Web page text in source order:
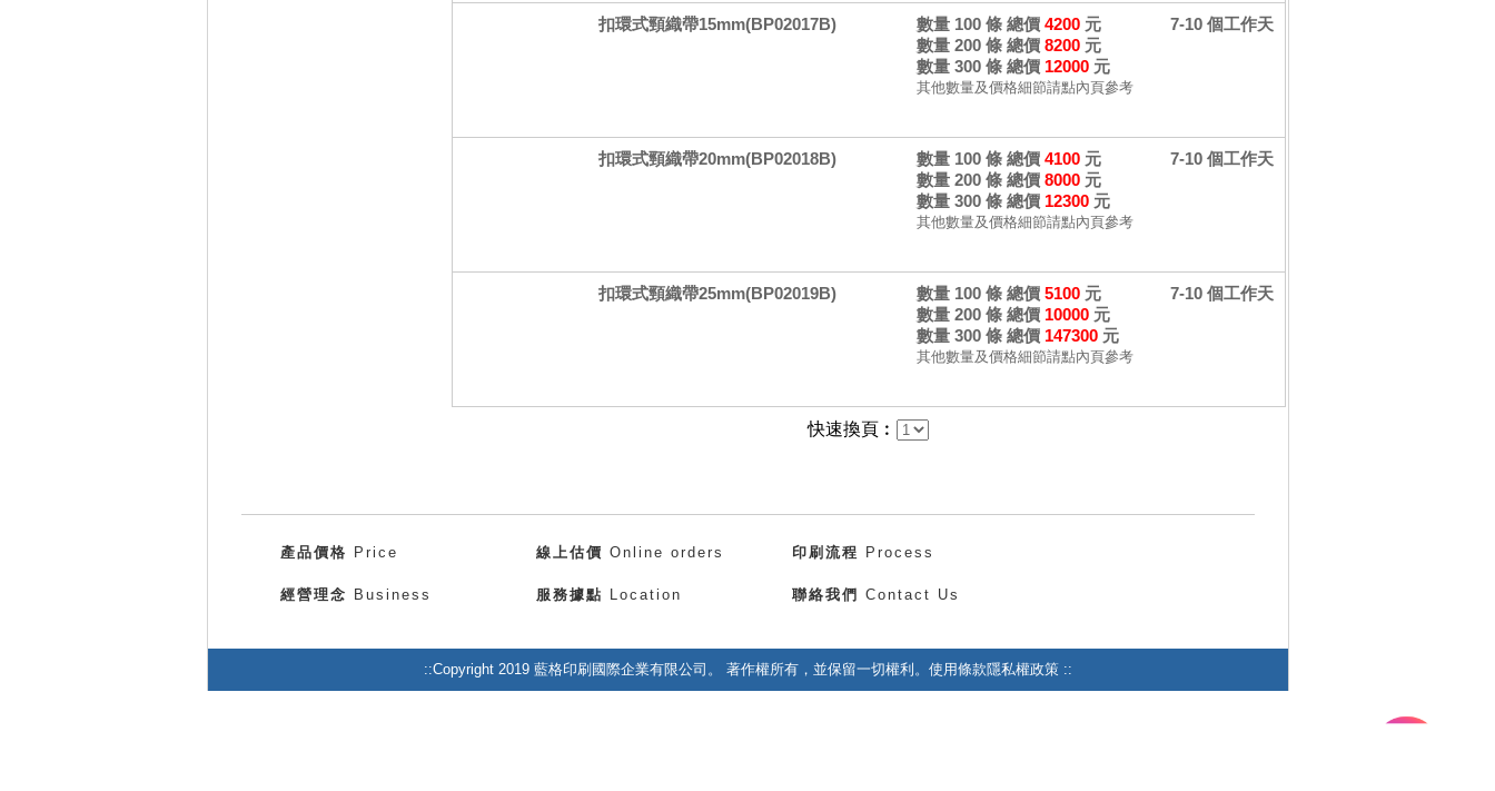
扣環式頸織帶15mm(BP02017B) 數量 100 條 總價 4200元
數量 200 條 總價 8200元
數量 300 條 總價 12000元
其他數量及價格細節請點內頁參考
7-10 個工作天
扣環式頸織帶20mm(BP02018B) 數量 100 條 總價 4100元
數量 200 條 總價 8000元
數量 300 條 總價 12300元
其他數量及價格細節請點內頁參考
7-10 個工作天
扣環式頸織帶25mm(BP02019B) 數量 100 條 總價 5100元
數量 200 條 總價 10000元
數量 300 條 總價 147300元
其他數量及價格細節請點內頁參考
7-10 個工作天
快速換頁︰
產品價格 Price 線上估價 Online orders 印刷流程 Process
經營理念 Business 服務據點 Location 聯絡我們 Contact Us
::Copyright 2019 藍格印刷國際企業有限公司。 著作權所有，並保留一切權利。使用條款隱私權政策 ::